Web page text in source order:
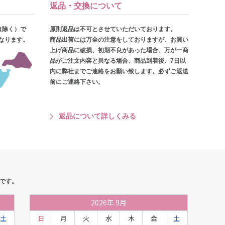
除く）で
ります。
返品・交換について
原則返品は不可とさせていただいております。
商品出荷には万全の注意をしておりますが、お買い
上げ商品に破損、初期不良があった場合、万が一商
品がご注文内容と異なる場合、商品到着後、7日以
内に弊社までご連絡をお願い致します。必ずご返送
前にご連絡下さい。
返品について詳しくみる
す。
土
2026年 9月
日 月 火 水 木 金 土